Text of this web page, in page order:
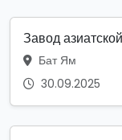
Завод
Бат Ям
30.09.2025